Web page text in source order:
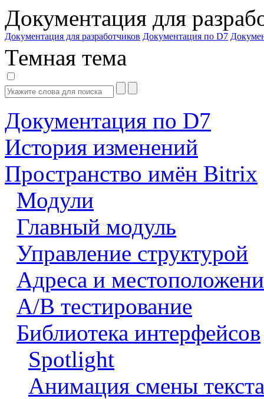
Документация для
Документация для разработчиков Документация по D7
Темная тема
Документация по D7
История изменений
Пространство имён Bitrix
Модули
Главный модуль
Управление структурой
Адреса и
А/В тестирование
Библиотека интерфейсов
Spotlight
Анимация смены текста